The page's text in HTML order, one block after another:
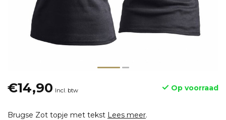
€14,90 Incl. btw Op voorraad
Brugse Zot topje met tekst Lees meer.